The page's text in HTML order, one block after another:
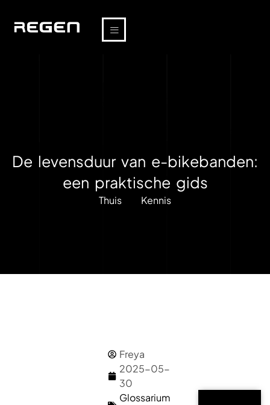
De levensduur van e-bikebanden:
een praktische gids
Thuis Kennis
Freya
2025-05-
30
Glossarium